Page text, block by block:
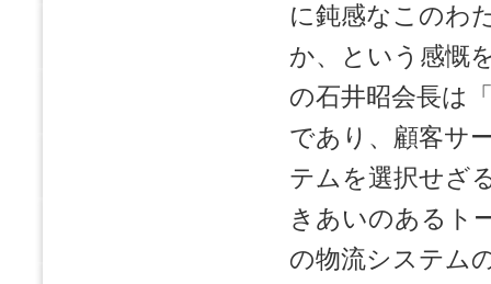
に鈍感なこのわ
か、という感慨
の石井昭会長は
であり、顧客サ
テムを選択せざ
きあいのあるト
の物流システム